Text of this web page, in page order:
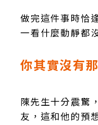
做完這件事時恰
一看什麼動靜都
你其實沒有
陳先生十分震驚
友，這和他的預